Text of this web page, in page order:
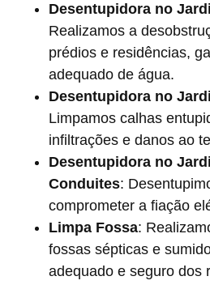
Desentupidora no
Realizamos a
prédios e residências,
adequado de água.
Desentupidora no
Limpamos calhas
infiltrações e danos ao
Desentupidora no
Conduites:
comprometer a fiação
Limpa Fossa:
fossas sépticas e
adequado e seguro dos